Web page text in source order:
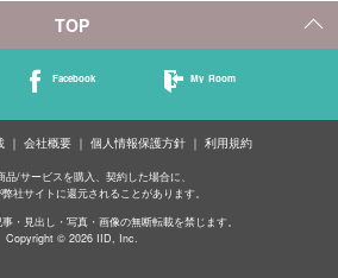
TOP
Facebook My Room
会社概要 個人情報保護方針 利用規約
品/サービスを購入、契約した場合に、
社サイトに還元されることがあります。
・見出し・写真・画像の無断転載を禁じます。
Copyright © 2026 IID, Inc.